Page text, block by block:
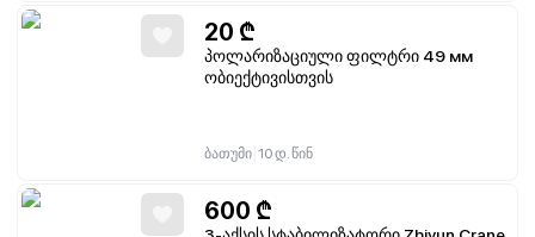
20 ₾
პოლარიზაციული ფილტრი 49 мм
ობიექტივისთვის
ბათუმი 10 დ. წინ
600 ₾